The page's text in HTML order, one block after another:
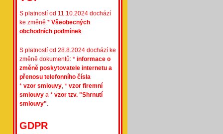
S platností od 11.10.2024 dochází
ke změně * Všeobecných
obchodních podmínek.
S platností od 28.8.2024 dochází ke
změně dokumentů: * informace o
změně poskytovatele internetu a
přenosu telefonního čísla
* vzor smlouvy, * vzor firemní
smlouvy a * vzor tzv. "Shrnutí
smlouvy".
GDPR